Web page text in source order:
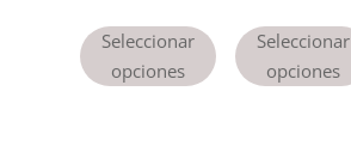
Seleccionar
opciones
Seleccionar
opciones